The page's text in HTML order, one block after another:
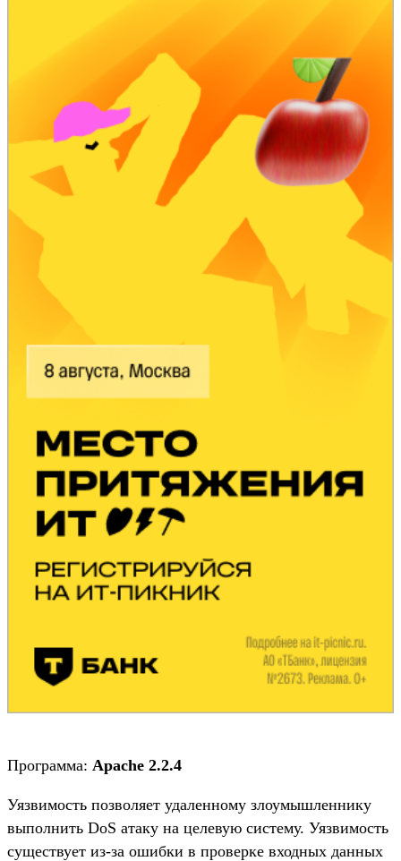
Программа: Apache 2.2.4
Уязвимость позволяет удаленному злоумышленнику
выполнить DoS атаку на целевую систему. Уязвимость
существует из-за ошибки в проверке входных данных